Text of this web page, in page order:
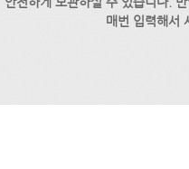
매번 입력해서